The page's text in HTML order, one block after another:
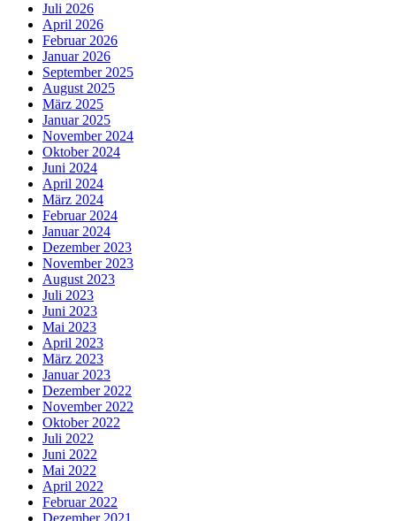
Juli 2026
April 2026
Februar 2026
Januar 2026
September 2025
August 2025
März 2025
Januar 2025
November 2024
Oktober 2024
Juni 2024
April 2024
März 2024
Februar 2024
Januar 2024
Dezember 2023
November 2023
August 2023
Juli 2023
Juni 2023
Mai 2023
April 2023
März 2023
Januar 2023
Dezember 2022
November 2022
Oktober 2022
Juli 2022
Juni 2022
Mai 2022
April 2022
Februar 2022